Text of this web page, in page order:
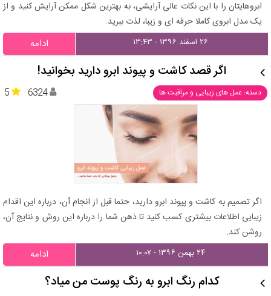
ابروهایتان را با این نکات عالی آرایشی، به بهترین شکل ممکن آرایش کنید و از
یک مدل ابروی کاملا حرفه ای و زیبا، لذت ببرید.
۲۶ اسفند ۱۳۹۶ - ۱۳:۴۳ ادامه
اگر قصد کاشت و پیوند ابرو دارید بخوانید!
دسته: عمل های زیبایی و مراقبت ها 5 6324
اگر تصمیم به کاشت و پیوند ابرو دارید، حتما قبل از انجام آن، درباره این اقدام
زیبایی اطلاعات بیشتری کسب کنید تا ذهن شما را درباره این روش و نتایج آن،
روشن کند.
۲۴ بهمن ۱۳۹۶ - ۱۰:۰۷ ادامه
کدام رنگ ابرو به رنگ پوست من میاد؟